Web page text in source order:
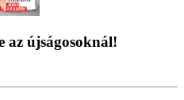
az újságosoknál!